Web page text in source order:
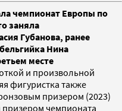
чемпионат Европы по
заняла
Губанова, ранее
Нина
месте
и произвольной
фигуристка также
призером (2023)
чемпионата